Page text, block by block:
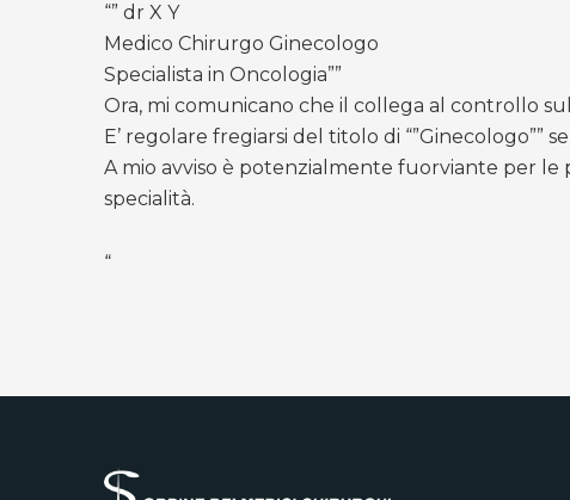
“” dr X Y
Medico Chirurgo Ginecologo
Specialista in Oncologia””
Ora, mi comunicano che il collega al controllo
E’ regolare fregiarsi del titolo di “”Ginecologo””
A mio avviso è potenzialmente fuorviante per
specialità.
“